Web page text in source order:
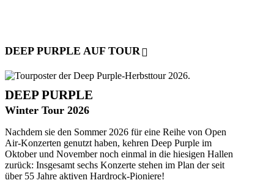
DEEP PURPLE AUF TOUR
DEEP PURPLE
Winter Tour 2026
Nachdem sie den Sommer 2026 für eine Reihe von Open
Air-Konzerten genutzt haben, kehren Deep Purple im
Oktober und November noch einmal in die hiesigen Hallen
zurück: Insgesamt sechs Konzerte stehen im Plan der seit
über 55 Jahre aktiven Hardrock-Pioniere!